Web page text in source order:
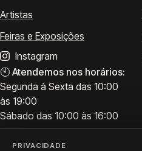
Artistas
Feiras e Exposições
Instagram
🕙 Atendemos nos horários:
Segunda à Sexta das 10:00
às 19:00
Sábado das 10:00 às 16:00
PRIVACIDADE